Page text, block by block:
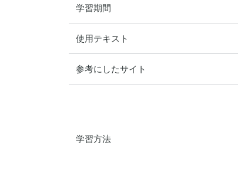
学習期間
使用テキスト
参考にしたサイト
学習方法